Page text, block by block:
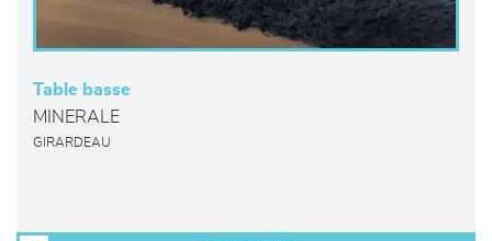
Table basse
MINERALE
GIRARDEAU